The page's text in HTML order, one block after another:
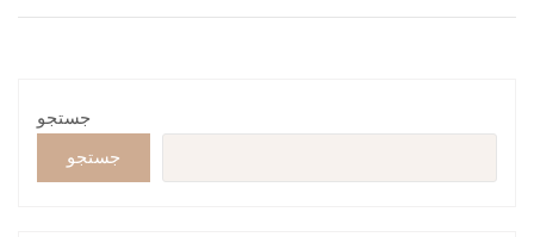
جستجو
جستجو